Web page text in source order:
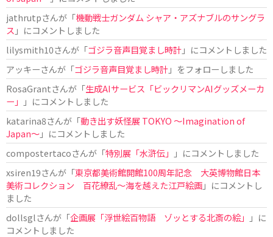
jathrutpさんが「機動戦士ガンダム シャア・アズナブルのサングラ
ス 」にコメントしました
lilysmith10さんが「ゴジラ音声目覚まし時計」にコメントしました
アッキーさんが「ゴジラ音声目覚まし時計」をフォローしました
RosaGrantさんが「生成AIサービス「ビックリマンAIグッズメーカ
ー」
」にコメントしました
katarina8さんが「動き出す妖怪展 TOKYO 〜Imagination of
Japan〜」にコメントしました
compostertacoさんが「特別展「水滸伝」
」にコメントしました
xsiren19さんが「東京都美術館開館100周年記念 大英博物館日本
美術コレクション 百花繚乱～海を越えた江戸絵画」にコメントし
ました
dollsglさんが「企画展「浮世絵百物語 ゾッとする北斎の絵」
」に
コメントしました